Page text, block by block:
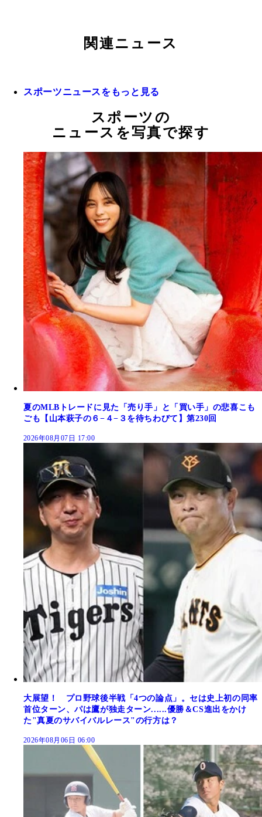
関連ニュース
スポーツニュースをもっと見る
スポーツの
ニュースを写真で探す
夏のMLBトレードに見た「売り手」と「買い手」の悲喜こも
ごも【山本萩子の６−４−３を待ちわびて】第230回
2026年08月07日 17:00
大展望！ プロ野球後半戦「4つの論点」。セは史上初の同率
首位ターン、パは鷹が独走ターン......優勝＆CS進出をかけ
た"真夏のサバイバルレース"の行方は？
2026年08月06日 06:00